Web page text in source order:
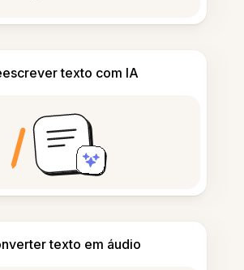
texto com IA
texto em áudio